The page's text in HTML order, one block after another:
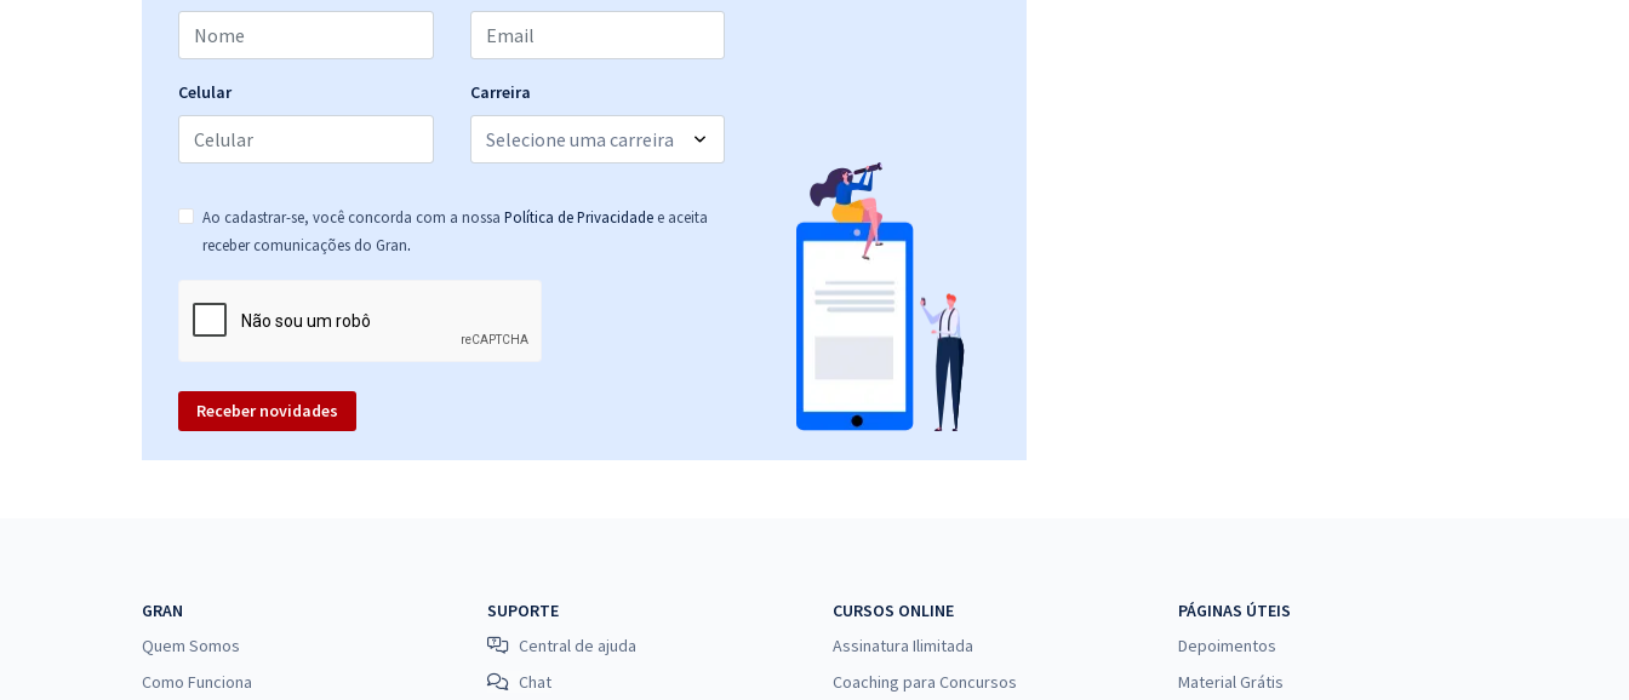
Celular Carreira
Ao cadastrar-se, você concorda com a nossa Política de Privacidade e aceita
receber comunicações do Gran.
Receber novidades
GRAN
Quem Somos
Como Funciona
SUPORTE
Central de ajuda
Chat
CURSOS ONLINE
Assinatura Ilimitada
Coaching para Concursos
PÁGINAS ÚTEIS
Depoimentos
Material Grátis